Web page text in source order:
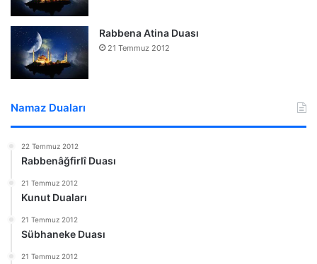
Rabbena Atina Duası
21 Temmuz 2012
Namaz Duaları
22 Temmuz 2012
Rabbenâğfirlî Duası
21 Temmuz 2012
Kunut Duaları
21 Temmuz 2012
Sübhaneke Duası
21 Temmuz 2012